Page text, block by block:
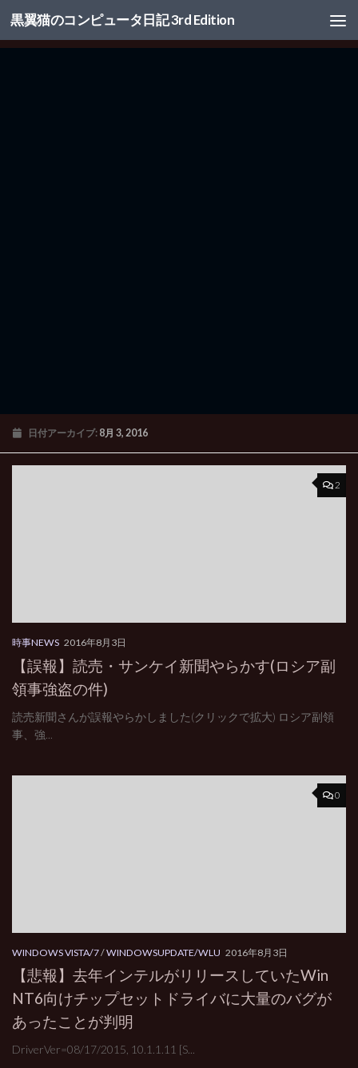
コンテンツへスキップ
黒翼猫のコンピュータ日記 3rd Edition
日付アーカイブ: 8月 3, 2016
2
時事NEWS 2016年8月3日
【誤報】読売・サンケイ新聞やらかす(ロシア副
領事強盗の件)
読売新聞さんが誤報やらかしました(クリックで拡大) ロシア副領
事、強...
0
WINDOWS VISTA/7/WINDOWSUPDATE/WLU 2016年8月3日
【悲報】去年インテルがリリースしていたWin
NT6向けチップセットドライバに大量のバグが
あったことが判明
DriverVer=08/17/2015, 10.1.1.11 [S...